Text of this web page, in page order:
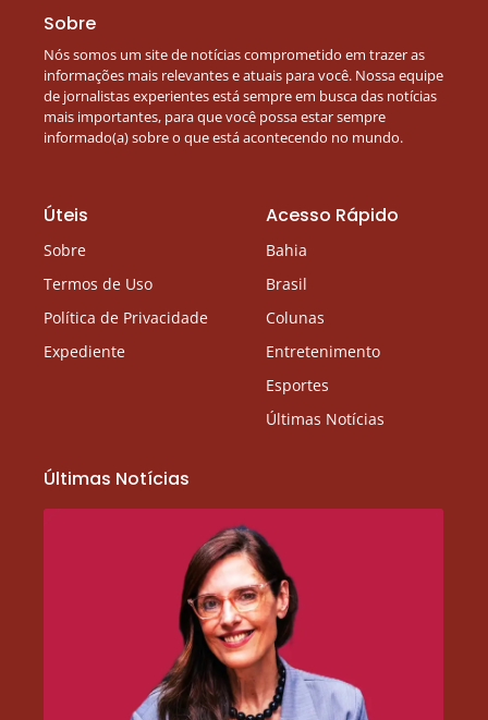
Sobre
Nós somos um site de notícias comprometido em trazer as
informações mais relevantes e atuais para você. Nossa equipe
de jornalistas experientes está sempre em busca das notícias
mais importantes, para que você possa estar sempre
informado(a) sobre o que está acontecendo no mundo.
Úteis
Sobre
Termos de Uso
Política de Privacidade
Expediente
Acesso Rápido
Bahia
Brasil
Colunas
Entretenimento
Esportes
Últimas Notícias
Últimas Notícias